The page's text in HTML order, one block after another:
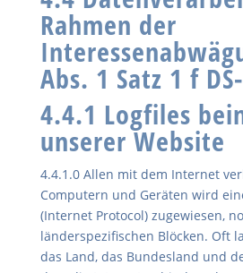
Rahmen der
Abs. 1 Satz 1 f
4.4.1 Logfiles
unserer Website
4.4.1.0 Allen mit dem Internet
Computern und Geräten wird
(Internet Protocol) zugewiesen,
länderspezifischen Blöcken. Oft
das Land, das Bundesland und